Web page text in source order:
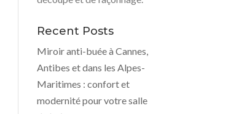
Recent Posts
Miroir anti-buée à Cannes,
Antibes et dans les Alpes-
Maritimes : confort et
modernité pour votre salle